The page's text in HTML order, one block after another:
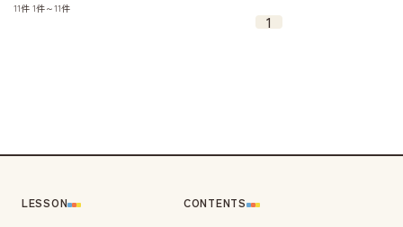
11件 1件～11件
1
LESSON CONTENTS